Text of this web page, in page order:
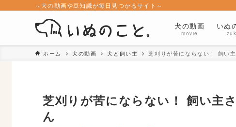
～犬の動画や豆知識が毎日見つかるサイト～
犬の動画
movie
いぬ
ホーム 犬の動画 犬と飼い主 芝刈りが苦にならない！ 飼い
芝刈りが苦にならない！ 飼い主
ん